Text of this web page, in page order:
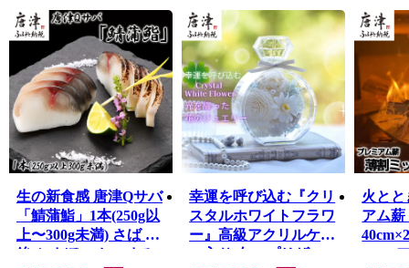
生の新食感 唐津Qサバ
「鯖蒲鮨」1本(250g以
上〜300g未満) さば 蒲
鉾 かまぼこ おつまみ
幸運を呼び込む『クリ
スタルホワイトフラワ
ー』高級アクリルケー
ス入り 白いプリザー
火と
アム
BBQ